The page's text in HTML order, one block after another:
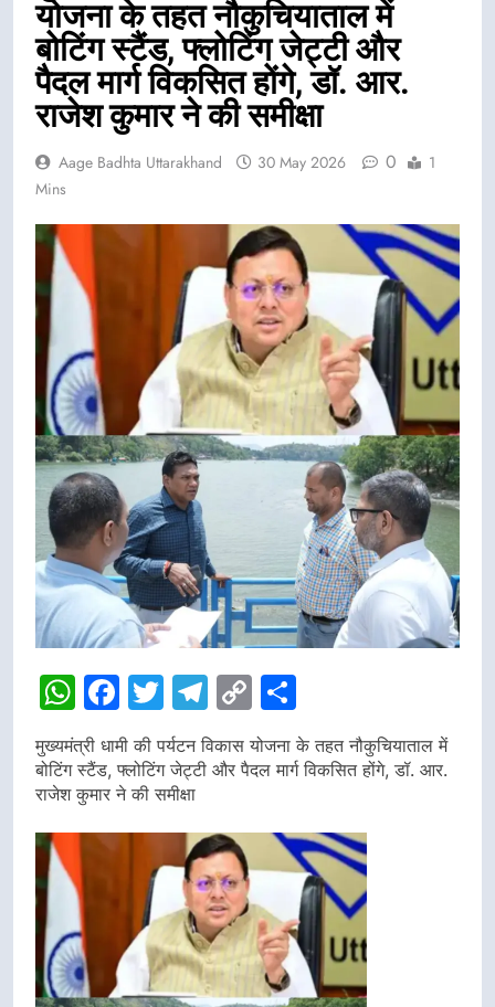
योजना के तहत नौकुचियाताल में
बोटिंग स्टैंड, फ्लोटिंग जेट्टी और
पैदल मार्ग विकसित होंगे, डॉ. आर.
राजेश कुमार ने की समीक्षा
Aage Badhta Uttarakhand 30 May 2026 0
1
Mins
WhatsApp
Facebook
Twitter
Telegram
Copy
Link
मुख्यमंत्री धामी की पर्यटन विकास योजना के तहत नौकुचियाताल में
बोटिंग स्टैंड, फ्लोटिंग जेट्टी और पैदल मार्ग विकसित होंगे, डॉ. आर.
राजेश कुमार ने की समीक्षा